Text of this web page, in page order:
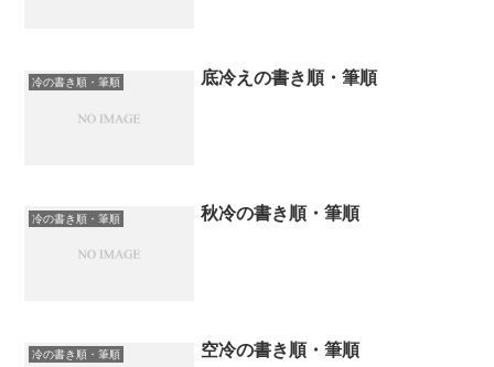
冷の書き順・筆順 底冷えの書き順・筆順
冷の書き順・筆順 秋冷の書き順・筆順
冷の書き順・筆順 空冷の書き順・筆順